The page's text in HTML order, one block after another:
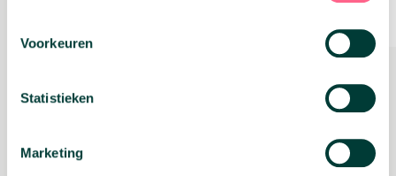
Voorkeuren
Statistieken
Marketing
Werkruimte (niet-
Werkruimte
Keuze: zakelijk (kosten
wel aftrekbaar) of Privé